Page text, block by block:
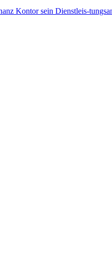
Kontor sein Dienstleis-